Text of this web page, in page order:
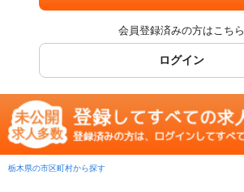
会員登録済みの方はこちら
ログイン
栃木県の市区町村から探す